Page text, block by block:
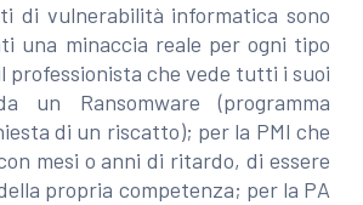
di vulnerabilità informatica sono
una minaccia reale per ogni tipo
professionista che vede tutti i suoi
un Ransomware (programma
di un riscatto); per la PMI che
mesi o anni di ritardo, di essere
propria competenza; per la PA